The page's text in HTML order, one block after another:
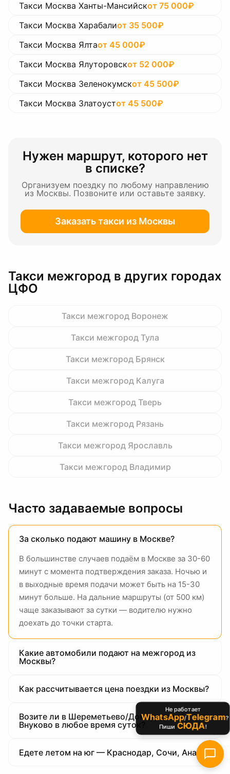
Такси Москва Ханты-Мансийскот 75 000₽
Такси Москва Харабалиот 35 500₽
Такси Москва Ялтаот 45 000₽
Такси Москва Ялуторовскот 52 000₽
Такси Москва Зеленокумскот 45 500₽
Такси Москва Златоустот 45 500₽
Нужен маршрут, которого нет
в списке?
Организуем поездку по любому направлению
из Москвы. Позвоните или оставьте заявку.
Заказать такси из Москвы
Такси межгород в других городах
ЦФО
Такси межгород Воронеж
Такси межгород Тула
Такси межгород Брянск
Такси межгород Калуга
Такси межгород Тверь
Такси межгород Рязань
Такси межгород Ярославль
Такси межгород Владимир
Часто задаваемые вопросы
За сколько подают машину в Москве?
В большинстве случаев подаём в Москве за 30-60
минут с момента подтверждения заказа. Ночью и
в выходные время подачи может быть на 15-30
минут больше. На дальние маршруты (от 500 км)
чаще заказывают за сутки — водителю нужно
доехать до точки старта.
Какие автомобили подают на межгород из
Москвы?
Как рассчитывается цена поездки из Москвы?
Возите ли в Шереметьево/Домодедово/
Внуково в любое время суток?
Едете летом на юг — Краснодар, Сочи, Анапа?
Не работает
WhatsApp/Telegram?
Пиши СЮДА!